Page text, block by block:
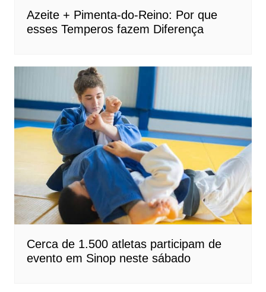
Azeite + Pimenta-do-Reino: Por que
esses Temperos fazem Diferença
Cerca de 1.500 atletas participam de
evento em Sinop neste sábado